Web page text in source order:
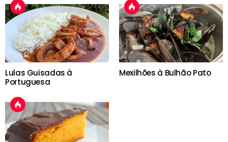
Lulas Guisadas à
Portuguesa
Mexilhões à Bulhão Pato